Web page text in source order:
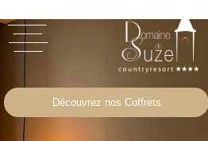
Découvrez nos Coffrets